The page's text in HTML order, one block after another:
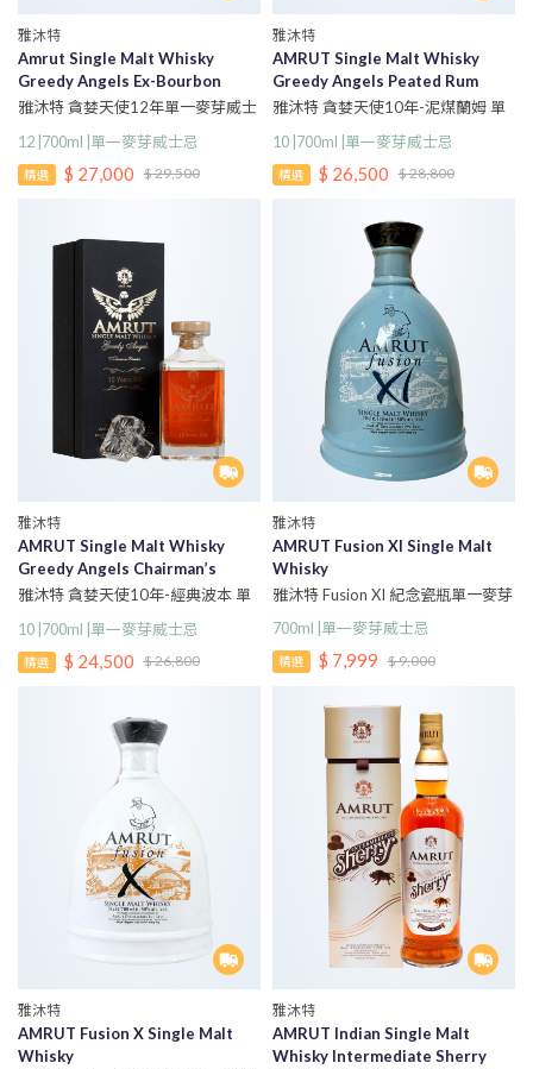
雅沐特
Amrut Single Malt Whisky
Greedy Angels Ex-Bourbon
Finish Chairman’s Reserve 12
雅沐特 貪婪天使12年單一麥芽威士
12 |700ml |單一麥芽威士忌
精選 $ 27,000 $ 29,500
雅沐特
AMRUT Single Malt Whisky
Greedy Angels Peated Rum
Finish Chairman’s Reserve 10
雅沐特 貪婪天使10年-泥煤蘭姆 單
一麥芽威士忌
10 |700ml |單一麥芽威士忌
精選 $ 26,500 $ 28,800
雅沐特
AMRUT Single Malt Whisky
Greedy Angels Chairman’s
Reserve 10 Years Old
雅沐特 貪婪天使10年-經典波本 單
一麥芽威士忌
10 |700ml |單一麥芽威士忌
精選 $ 24,500 $ 26,800
雅沐特
AMRUT Fusion XI Single Malt
Whisky
雅沐特 Fusion XI 紀念瓷瓶單一麥芽
700ml |單一麥芽威士忌
精選 $ 7,999 $ 9,000
雅沐特
AMRUT Fusion X Single Malt
Whisky
雅沐特
AMRUT Indian Single Malt
Whisky Intermediate Sherry